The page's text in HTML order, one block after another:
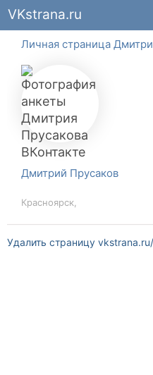
VKstrana.ru
Личная страница
Дмитрий Прусаков
Красноярск,
Удалить страницу